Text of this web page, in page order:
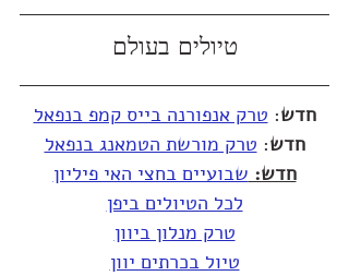
טיולים בעולם
חדש: טרק אנפורנה בייס קמפ בנפאל
חדש: טרק מורשת הטמאנג בנפאל
חדש: שבועיים בחצי האי פיליון
לכל הטיולים ביפן
טרק מנלון ביוון
טיול בכרתים יוון